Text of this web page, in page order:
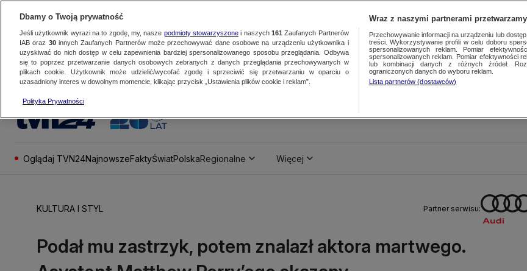
Oglądaj TVN24NajnowszeFaktyŚwiatPolskaRegionalne Więcej
KULTURA I STYL Partner serwisu:
Podał mu zastrzyk, potem znalazł aktora martwego.
Dbamy o Twoją prywatność
Jeśli użytkownik wyrazi na to zgodę, my, nasze podmioty stowarzyszonei naszych 161 Zaufanych Partnerów
IAB oraz 30innych Zaufanych Partnerów może przechowywać dane osobowe na urządzeniu użytkownika i
uzyskiwać do nich dostęp w celu zapewnienia bardziej spersonalizowanego sposobu przeglądania. Odbywa
się to poprzez przetwarzanie danych osobowych zebranych z danych przeglądania przechowywanych w
plikach cookie. Użytkownik może udzielić/wycofać zgodę i sprzeciwić się przetwarzaniu w oparciu o
uzasadniony interes w dowolnym momencie, klikając przycisk „Ustawienia plików cookie i reklam”.
Polityka Prywatności
Wraz z naszymi partnerami
Przechowywanie informacji na urządzeniu lub
treści. Wykorzystywanie profili w celu doboru
spersonalizowanych reklam. Pomiar
spersonalizowanych reklam. Pomiar efektywności
lub kombinacji danych z różnych źródeł.
ograniczonych danych do wyboru reklam.
Lista partnerów (dostawców)